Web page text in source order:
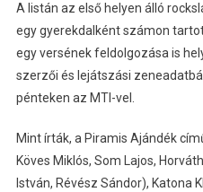
A listán az első helyen álló
egy gyerekdalként számon
egy versének feldolgozása is
szerzői és lejátszási
pénteken az MTI-vel.
Mint írták, a Piramis Ajándék
Köves Miklós, Som Lajos,
István, Révész Sándor), Katona